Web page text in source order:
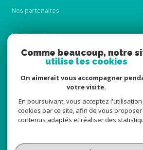
Nos partenaires
Mentions légales
Cookies
© 2026 | Tous droits réservés
Comme beaucoup, notre
utilise les cookies
On aimerait vous accompagner
votre visite.
En poursuivant, vous acceptez
cookies par ce site, afin de vous
contenus adaptés et réaliser des